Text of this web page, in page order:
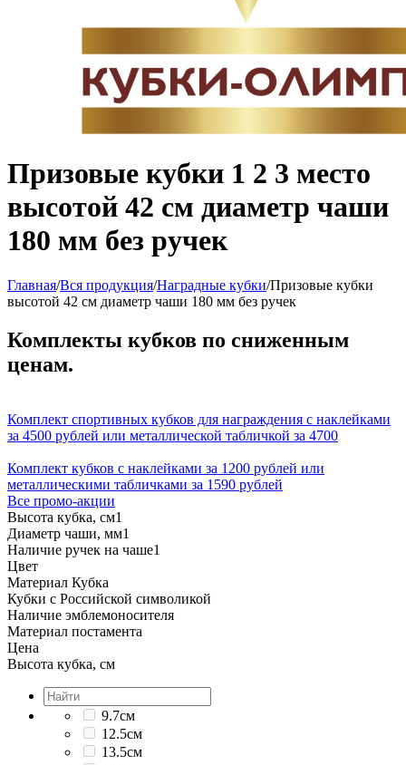
Призовые кубки 1 2 3 место
высотой 42 см диаметр чаши
180 мм без ручек
Главная/Вся продукция/Наградные кубки/Призовые кубки
высотой 42 см диаметр чаши 180 мм без ручек
Комплекты кубков по сниженным
ценам.
Комплект спортивных кубков для награждения с наклейками
за 4500 рублей или металлической табличкой за 4700
Комплект кубков с наклейками за 1200 рублей или
металлическими табличками за 1590 рублей
Все промо-акции
Высота кубка, см1
Диаметр чаши, мм1
Наличие ручек на чаше1
Цвет
Материал Кубка
Кубки с Российской символикой
Наличие эмблемоносителя
Материал постамента
Цена
Высота кубка, см
9.7см
12.5см
13.5см